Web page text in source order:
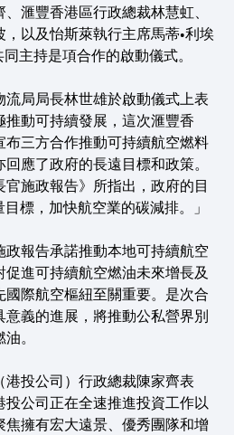
滙豐香港區行政總裁林慧虹、
以及怡斯萊執行主席馬蒂•利埃
主持是項合作的啟動儀式。
局局長林世雄於啟動儀式上表
動可持續發展，這次滙豐香
三方合作推動可持續航空燃料
應了政府的長遠目標和政策。
施政報告》所指出，政府的目
標，加快航空業的碳減排。」
報告承諾推動本地可持續航空
進可持續航空燃油未來增長及
際航空樞紐至關重要。是次合
義的進展，將推動公私營界別
。
投公司）行政總裁陳家齊表
公司正在全速推進投資工作以
擁有宏大遠景、優秀團隊和增